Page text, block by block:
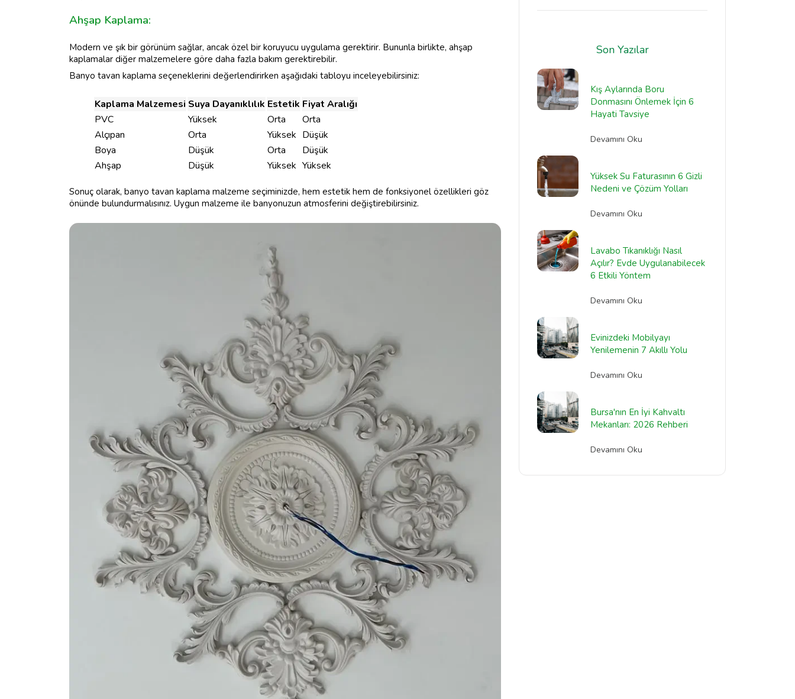
Ahşap Kaplama:
Modern ve şık bir görünüm sağlar, ancak özel bir koruyucu uygulama gerektirir. Bununla birlikte, ahşap
kaplamalar diğer malzemelere göre daha fazla bakım gerektirebilir.
Banyo tavan kaplama seçeneklerini değerlendirirken aşağıdaki tabloyu inceleyebilirsiniz:
Kaplama Malzemesi Suya Dayanıklılık Estetik Fiyat Aralığı
PVC
Yüksek Orta
Orta
Alçıpan
Orta Yüksek Düşük
Boya
Düşük Orta
Düşük
Ahşap
Düşük Yüksek Yüksek
Sonuç olarak, banyo tavan kaplama malzeme seçiminizde, hem estetik hem de fonksiyonel özellikleri göz
önünde bulundurmalısınız. Uygun malzeme ile banyonuzun atmosferini değiştirebilirsiniz.
Son Yazılar
Kış Aylarında Boru
Donmasını Önlemek İçin 6
Hayati Tavsiye
Devamını Oku
Yüksek Su Faturasının 6 Gizli
Nedeni ve Çözüm Yolları
Devamını Oku
Lavabo Tıkanıklığı Nasıl
Açılır? Evde Uygulanabilecek
6 Etkili Yöntem
Devamını Oku
Evinizdeki Mobilyayı
Yenilemenin 7 Akıllı Yolu
Devamını Oku
Bursa'nın En İyi Kahvaltı
Mekanları: 2026 Rehberi
Devamını Oku